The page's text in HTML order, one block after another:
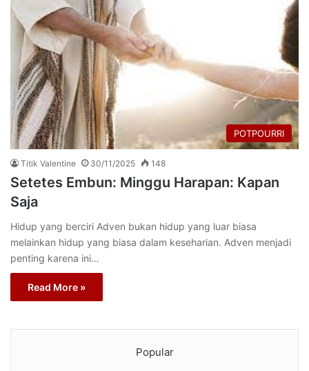
POTPOURRI
Titik Valentine 30/11/2025 148
Setetes Embun: Minggu Harapan: Kapan
Saja
Hidup yang berciri Adven bukan hidup yang luar biasa
melainkan hidup yang biasa dalam keseharian. Adven menjadi
penting karena ini…
Read More »
Popular